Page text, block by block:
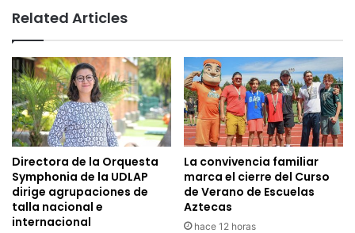
Related Articles
Directora de la Orquesta
Symphonia de la UDLAP
dirige agrupaciones de
talla nacional e
internacional
La convivencia familiar
marca el cierre del Curso
de Verano de Escuelas
Aztecas
hace 12 horas